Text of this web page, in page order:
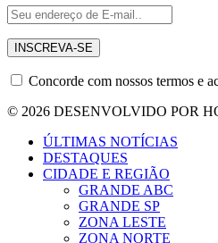
Concorde com nossos termos e
© 2026 DESENVOLVIDO POR
ÚLTIMAS NOTÍCIAS
DESTAQUES
CIDADE E REGIÃO
GRANDE ABC
GRANDE SP
ZONA LESTE
ZONA NORTE